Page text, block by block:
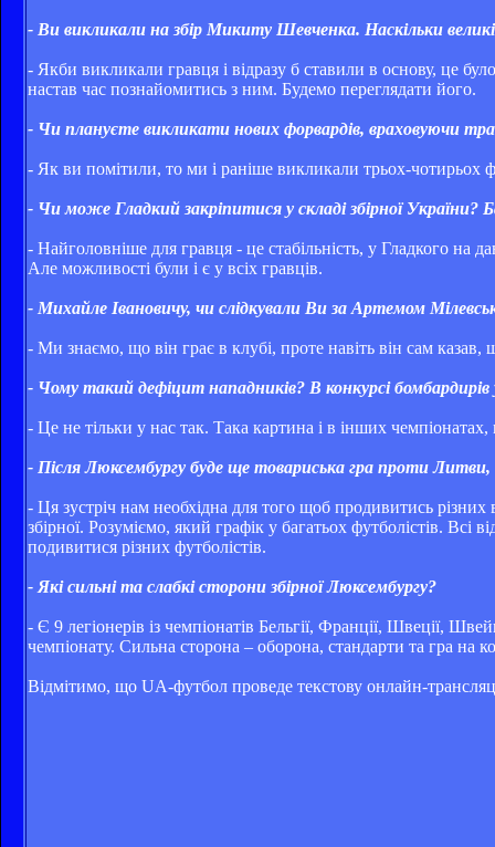
- Ви викликали на збір Микиту Шевченка. Наскільки
- Якби викликали гравця і відразу б ставили в основу, це
настав час познайомитись з ним. Будемо переглядати його.
- Чи плануєте викликати нових форвардів, враховуючи
- Як ви помітили, то ми і раніше викликали трьох-чотирьох
- Чи може Гладкий закріпитися у складі збірної
- Найголовніше для гравця - це стабільність, у Гладкого на
Але можливості були і є у всіх гравців.
- Михайле Івановичу, чи слідкували Ви за Артемом
- Ми знаємо, що він грає в клубі, проте навіть він сам
- Чому такий дефіцит нападників? В конкурсі
- Це не тільки у нас так. Така картина і в інших
- Після Люксембургу буде ще товариська гра проти
- Ця зустріч нам необхідна для того щоб продивитись
збірної. Розуміємо, який графік у багатьох футболістів.
подивитися різних футболістів.
- Які сильні та слабкі сторони збірної Люксембургу?
- Є 9 легіонерів із чемпіонатів Бельгії, Франції, Швеції,
чемпіонату. Сильна сторона – оборона, стандарти та гра на
Відмітимо, що UA-футбол проведе текстову онлайн-